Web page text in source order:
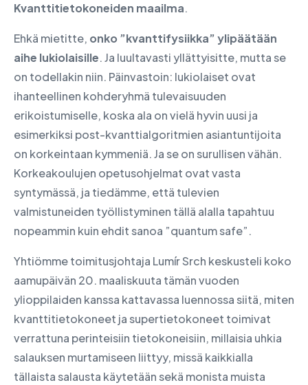
Kvanttitietokoneiden maailma.
Ehkä mietitte, onko ”kvanttifysiikka” ylipäätään
aihe lukiolaisille. Ja luultavasti yllättyisitte, mutta se
on todellakin niin. Päinvastoin: lukiolaiset ovat
ihanteellinen kohderyhmä tulevaisuuden
erikoistumiselle, koska ala on vielä hyvin uusi ja
esimerkiksi post-kvanttialgoritmien asiantuntijoita
on korkeintaan kymmeniä. Ja se on surullisen vähän.
Korkeakoulujen opetusohjelmat ovat vasta
syntymässä, ja tiedämme, että tulevien
valmistuneiden työllistyminen tällä alalla tapahtuu
nopeammin kuin ehdit sanoa ”quantum safe”.
Yhtiömme toimitusjohtaja Lumír Srch keskusteli koko
aamupäivän 20. maaliskuuta tämän vuoden
ylioppilaiden kanssa kattavassa luennossa siitä, miten
kvanttitietokoneet ja supertietokoneet toimivat
verrattuna perinteisiin tietokoneisiin, millaisia uhkia
salauksen murtamiseen liittyy, missä kaikkialla
tällaista salausta käytetään sekä monista muista